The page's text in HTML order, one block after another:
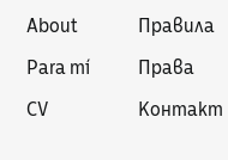
About
Para mí
CV
Правила
Права
Контакт